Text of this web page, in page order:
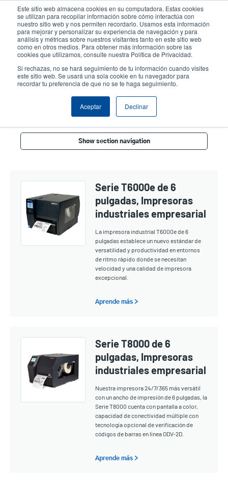
Este sitio web almacena cookies en su computadora. Estas cookies
se utilizan para recopilar información sobre cómo interactúa con
nuestro sitio web y nos permiten recordarlo. Usamos esta información
para mejorar y personalizar su experiencia de navegación y para
análisis y métricas sobre nuestros visitantes tanto en este sitio web
como en otros medios. Para obtener más información sobre las
cookies que utilizamos, consulte nuestra Política de Privacidad.
Si rechazas, no se hará seguimiento de tu información cuando visites
este sitio web. Se usará una sola cookie en tu navegador para
recordar tu preferencia de que no se te haga seguimiento.
Aceptar Declinar
contenido
principal
User
account
menu
User
Header
Selector de productos Soporte Técnico
Enterprise De 6 Pulgadas
Show section navigation
Serie T6000e de 6
pulgadas, Impresoras
industriales empresarial
La impresora industrial T6000e de 6
pulgadas establece un nuevo estándar de
versatilidad y productividad en entornos
de ritmo rápido donde se necesitan
velocidad y una calidad de impresora
excepcional.
Aprende más >
Serie T8000 de 6
pulgadas, Impresoras
industriales empresarial
Nuestra impresora 24/7/365 más versátil
con un ancho de impresión de 6 pulgadas, la
Serie T8000 cuenta con pantalla a color,
capacidad de conectividad múltiple con
tecnología opcional de verificación de
códigos de barras en línea ODV-2D.
Aprende más >